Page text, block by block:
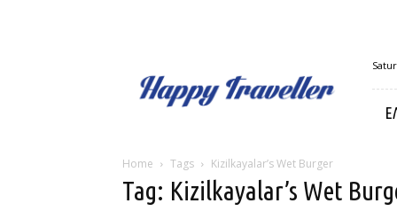
Traveller
Home Tags Kizilkayalar’s Wet Burger
Tag: Kizilkayalar’s Wet